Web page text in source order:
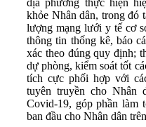
địa phương thực hiện
khỏe Nhân dân, trong đó
lượng mạng lưới y tế cơ
thông tin thống kê, báo
xác theo đúng quy định;
dự phòng, kiểm soát tốt
tích cực phối hợp với
tuyên truyền cho Nhân
Covid-19, góp phần làm
ban đầu cho Nhân dân